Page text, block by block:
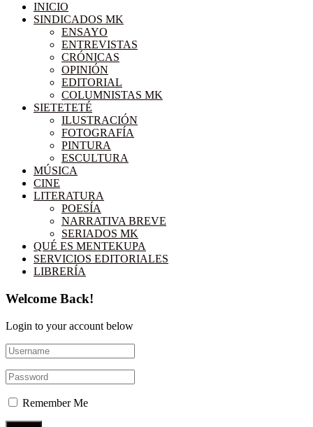
INICIO
SINDICADOS MK
ENSAYO
ENTREVISTAS
CRÓNICAS
OPINIÓN
EDITORIAL
COLUMNISTAS MK
SIETETETÉ
ILUSTRACIÓN
FOTOGRAFÍA
PINTURA
ESCULTURA
MÚSICA
CINE
LITERATURA
POESÍA
NARRATIVA BREVE
SERIADOS MK
QUÉ ES MENTEKUPA
SERVICIOS EDITORIALES
LIBRERÍA
Welcome Back!
Login to your account below
Remember Me